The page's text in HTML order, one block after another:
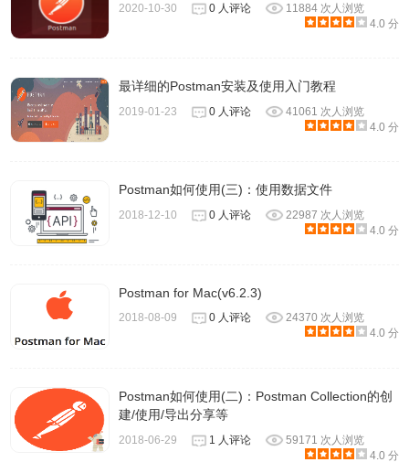
表示只可以上传二进制数据，用来上传文件，一次只能上传1
个数据
给大家举个小栗子，桌面创建二进制文件，保存在桌面，后
缀名为.bin格式
2020-10-30 0 人评论
11884 次人浏览
4.0 分
最详细的Postman安装及使用入门教程
2019-01-23 0 人评论
41061 次人浏览
4.0 分
Postman如何使用(三)：使用数据文件
2018-12-10 0 人评论
22987 次人浏览
4.0 分
Postman for Mac(v6.2.3)
2018-08-09 0 人评论
24370 次人浏览
4.0 分
Postman如何使用(二)：Postman Collection的创
建/使用/导出分享等
2018-06-29 1 人评论
59171 次人浏览
4.0 分